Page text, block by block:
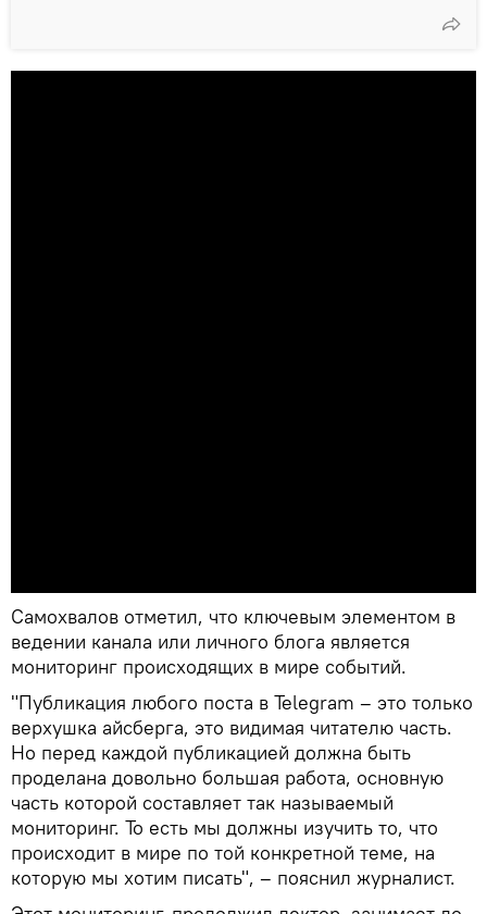
Самохвалов отметил, что ключевым элементом в
ведении канала или личного блога является
мониторинг происходящих в мире событий.
"Публикация любого поста в Telegram – это только
верхушка айсберга, это видимая читателю часть.
Но перед каждой публикацией должна быть
проделана довольно большая работа, основную
часть которой составляет так называемый
мониторинг. То есть мы должны изучить то, что
происходит в мире по той конкретной теме, на
которую мы хотим писать", – пояснил журналист.